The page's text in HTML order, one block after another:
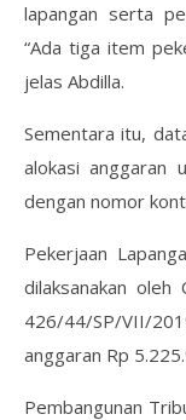
lapangan serta
“Ada tiga item
jelas Abdilla.
Sementara itu,
alokasi anggaran
dengan nomor
Pekerjaan
dilaksanakan
426/44/SP/VII/
anggaran Rp
Pembangunan